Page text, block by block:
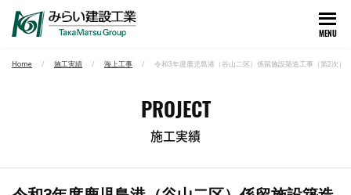
MENU
Home 施工実績 海上工事 令和3年度鹿児島港（谷山二区）係留施設築造工事（第2次）
PROJECT
施工実績